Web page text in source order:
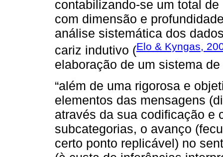
contabilizando-se um total
com dimensão e
análise sistemática dos
cariz indutivo (Elo & Kyngas,
elaboração de um sistema
“além de uma rigorosa e
elementos das mensagens
através da sua codificação e
subcategorias, o avanço
certo ponto replicável) no